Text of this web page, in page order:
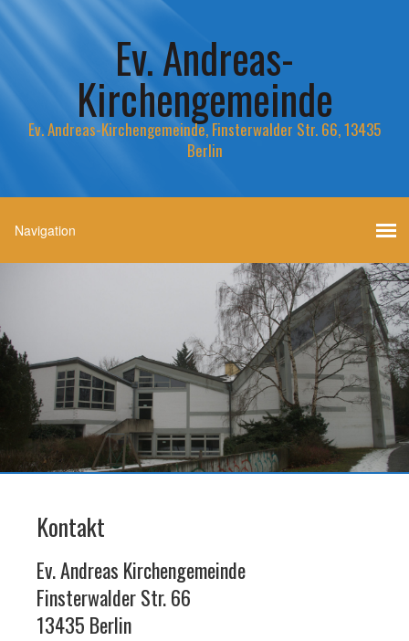
Ev. Andreas-
Kirchengemeinde
Ev. Andreas-Kirchengemeinde, Finsterwalder Str. 66, 13435
Berlin
Kontakt
Ev. Andreas Kirchengemeinde
Finsterwalder Str.66
13435 Berlin